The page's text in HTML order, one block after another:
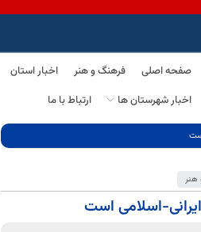
صفحه اصلی فرهنگ و هنر اخبار استان
اخبار شهرستان ها
ارتباط با ما
اسلامی است